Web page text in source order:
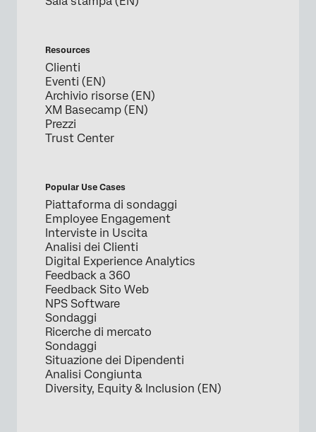
Resources
Clienti
Eventi (EN)
Archivio risorse (EN)
XM Basecamp (EN)
Prezzi
Trust Center
Popular Use Cases
Piattaforma di sondaggi
Employee Engagement
Interviste in Uscita
Analisi dei Clienti
Digital Experience Analytics
Feedback a 360
Feedback Sito Web
NPS Software
Sondaggi
Ricerche di mercato
Sondaggi
Situazione dei Dipendenti
Analisi Congiunta
Diversity, Equity & Inclusion (EN)